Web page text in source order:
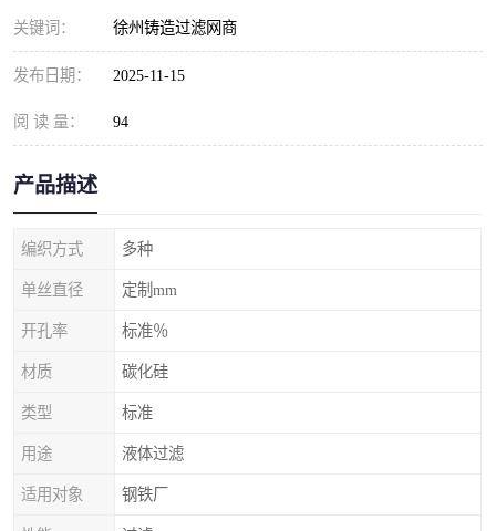
关键词： 徐州铸造过滤网商
发布日期： 2025-11-15
阅 读 量： 94
产品描述
编织方式 多种
单丝直径 定制mm
开孔率 标准％
材质 碳化硅
类型 标准
用途 液体过滤
适用对象 钢铁厂